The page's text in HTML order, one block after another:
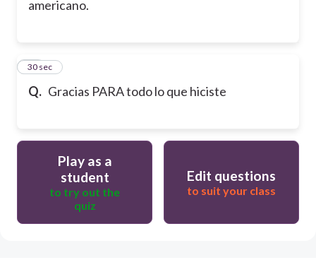
americano.
Q. Gracias PARA todo lo que hiciste
30
30 sec
Play as a
student
to try out the
quiz
Edit questions
to suit your class